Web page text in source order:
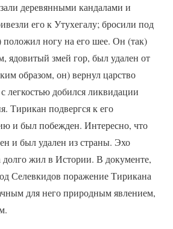
деревянными кандалами и
его к Утухегалу; бросили под
положил ногу на его шее. Он (так)
ядовитый змей гор, был удален от
образом, он) вернул царство
легкостью добился ликвидации
Тирикан подвергся к его
и был побежден. Интересно, что
и был удален из страны. Эхо
жил в Истории. В документе,
Селевкидов поражение Тирикана
для него природным явлением,